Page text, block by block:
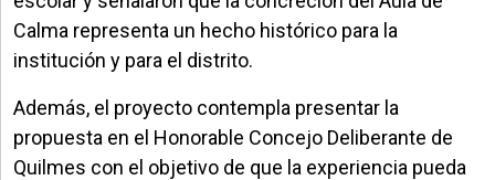
Calma representa un hecho histórico para la
institución y para el distrito.
Además, el proyecto contempla presentar la
propuesta en el Honorable Concejo Deliberante de
Quilmes con el objetivo de que la experiencia pueda